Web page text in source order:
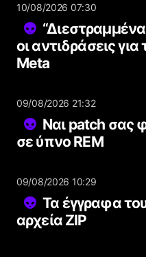
10/08/2026 07:30
οι αντιδράσεις
Meta
09/08/2026 21:32
Ναι patch σας
σε ύπνο REM
09/08/2026 10:29
Τα έγγραφα
αρχεία ZIP